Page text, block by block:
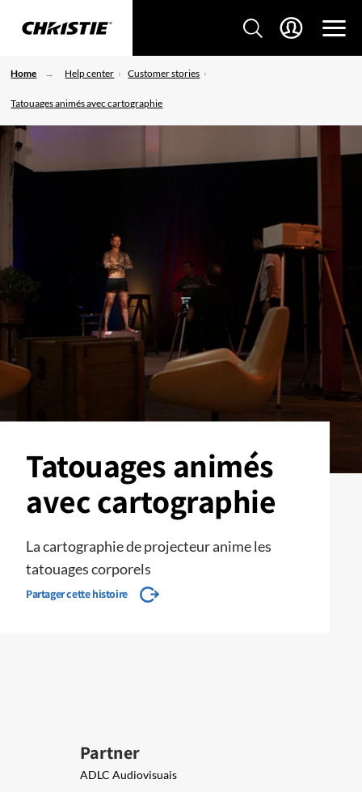
Home Help center Customer stories
Tatouages ​​animés avec cartographie
Tatouages ​​animés
avec cartographie
La cartographie de projecteur anime les
tatouages ​​corporels
Partager cette histoire
Partner
ADLC Audiovisuais​​